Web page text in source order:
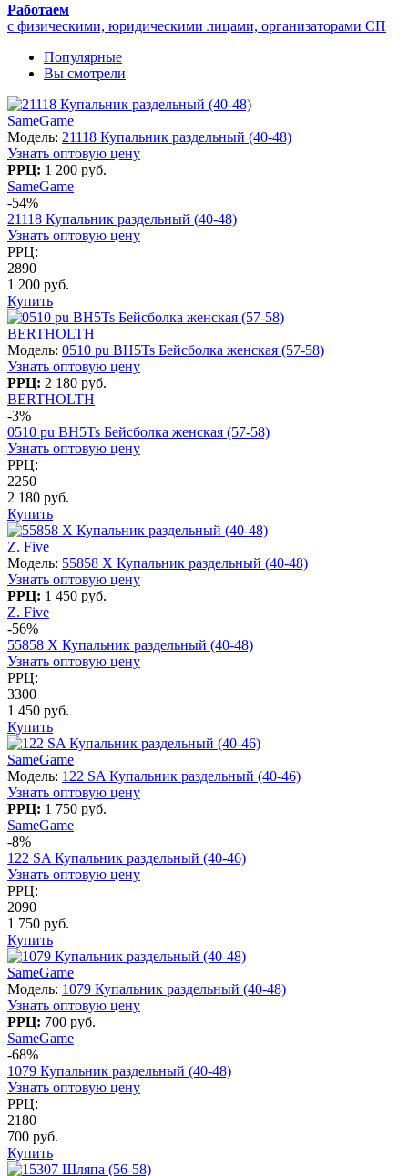
Работаем
с физическими, юридическими лицами, организаторами СП
Популярные
Вы смотрели
SameGame
Модель: 21118 Купальник раздельный (40-48)
Узнать оптовую цену
РРЦ: 1 200 руб.
SameGame
-54%
21118 Купальник раздельный (40-48)
Узнать оптовую цену
РРЦ:
2890
1 200 руб.
Купить
BERTHOLTH
Модель: 0510 pu BH5Ts Бейсболка женская (57-58)
Узнать оптовую цену
РРЦ: 2 180 руб.
BERTHOLTH
-3%
0510 pu BH5Ts Бейсболка женская (57-58)
Узнать оптовую цену
РРЦ:
2250
2 180 руб.
Купить
Z. Five
Модель: 55858 X Купальник раздельный (40-48)
Узнать оптовую цену
РРЦ: 1 450 руб.
Z. Five
-56%
55858 X Купальник раздельный (40-48)
Узнать оптовую цену
РРЦ:
3300
1 450 руб.
Купить
SameGame
Модель: 122 SA Купальник раздельный (40-46)
Узнать оптовую цену
РРЦ: 1 750 руб.
SameGame
-8%
122 SA Купальник раздельный (40-46)
Узнать оптовую цену
РРЦ:
2090
1 750 руб.
Купить
SameGame
Модель: 1079 Купальник раздельный (40-48)
Узнать оптовую цену
РРЦ: 700 руб.
SameGame
-68%
1079 Купальник раздельный (40-48)
Узнать оптовую цену
РРЦ:
2180
700 руб.
Купить